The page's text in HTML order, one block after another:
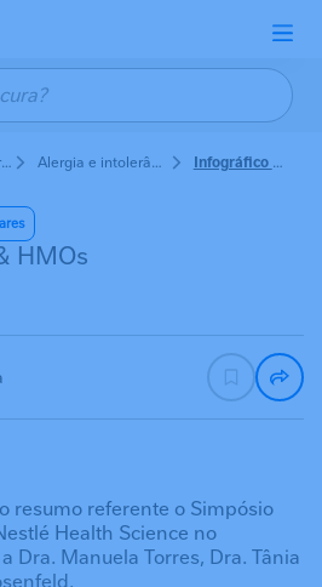
Alergia e intolerâncias alimentares Infográfico APLV & HMOs
HMOs
resumo referente o Simpósio
Health Science no
Dra. Manuela Torres, Dra. Tânia